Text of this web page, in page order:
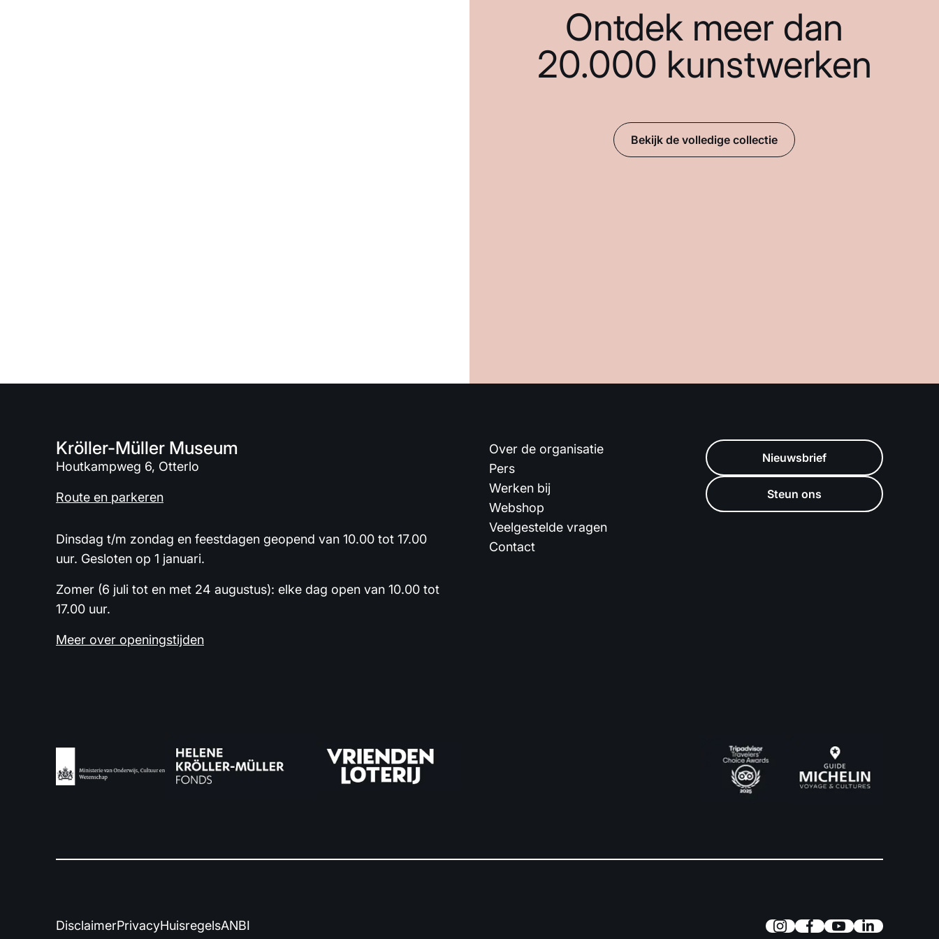
Ontdek meer dan
20.000 kunstwerken
Bekijk de volledige collectie
Kröller-Müller Museum
Houtkampweg 6, Otterlo
Route en parkeren
Dinsdag t/m zondag en feestdagen geopend van 10.00 tot 17.00
uur. Gesloten op 1 januari.
Zomer (6 juli tot en met 24 augustus): elke dag open van 10.00 tot
17.00 uur.
Meer over openingstijden
Over de organisatie
Pers
Werken bij
Webshop
Veelgestelde vragen
Contact
Nieuwsbrief
Steun ons
DisclaimerPrivacyHuisregelsANBI